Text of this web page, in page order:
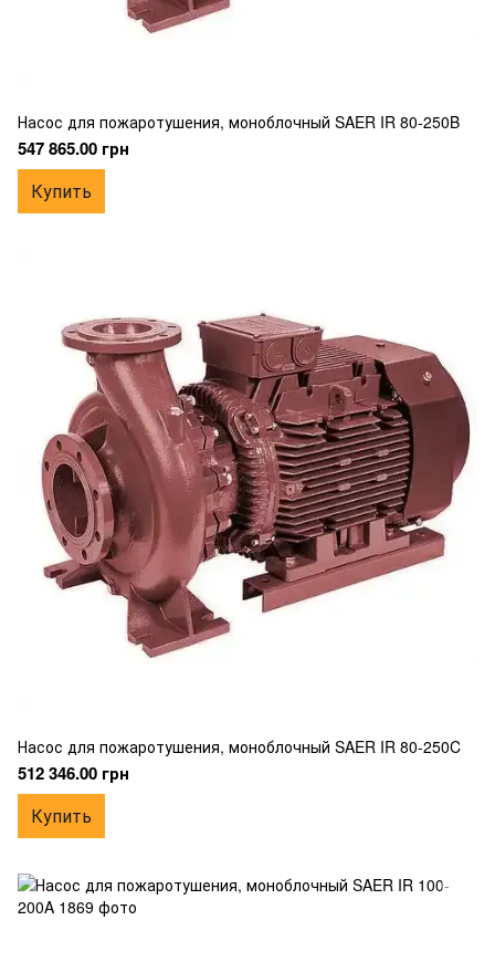
Насос для пожаротушения, моноблочный SAER IR 80-250B
547 865.00 грн
Купить
Насос для пожаротушения, моноблочный SAER IR 80-250C
512 346.00 грн
Купить